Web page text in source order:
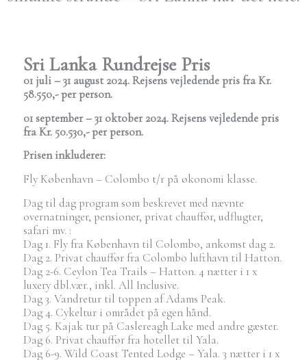
Sri Lanka Rundrejse Pris
01 juli – 31 august 2024. Rejsens vejledende pris fra Kr.
58.550,- per person.
01 september – 31 oktober 2024. Rejsens vejledende pris
fra Kr. 50.530,- per person.
Prisen inkluderer:
Fly København – Colombo t/r på økonomi klasse.
Dag til dag program som beskrevet med nævnte
overnatninger, pensioner, privat chauffør, udflugter,
safari mv. :
Dag 1. Fly fra København til Colombo, ankomst dag 2.
Dag 2. Privat chauffør fra Colombo lufthavn til Hatton.
Dag 2-6. Ceylon Tea Trails – Hatton. 4 nætter i 1 x
luxery dbl.vær., inkl. All Inclusive.
Dag 3. Vandretur til toppen af Adams Peak.
Dag 4. Cykeltur i området på egen hånd.
Dag 5. Kajak tur på Caslereagh Lake med andre gæster.
Dag 6. Privat chauffør fra hotellet til Yala.
Dag 6-9. Wild Coast Tented Lodge – Yala. 3 nætter i 1 x